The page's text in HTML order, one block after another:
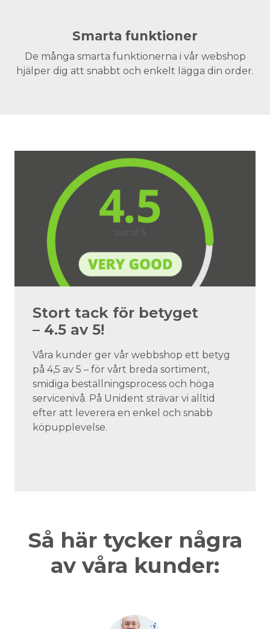
Smarta funktioner
De många smarta funktionerna i vår webshop
hjälper dig att snabbt och enkelt lägga din order.
Stort tack för betyget
– 4.5 av 5!
Våra kunder ger vår webbshop ett betyg
på 4,5 av 5 – för vårt breda sortiment,
smidiga beställningsprocess och höga
servicenivå. På Unident strävar vi alltid
efter att leverera en enkel och snabb
köpupplevelse.
Så här tycker några
av våra kunder: